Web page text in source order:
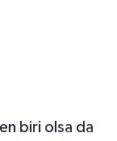
biri olsa da